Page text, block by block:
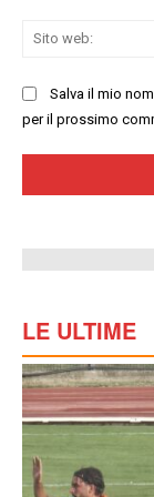
Salva il mio
per il prossimo
LE ULTIME